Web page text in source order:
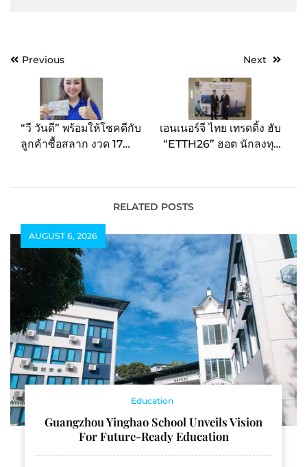
PostPrevious
“วี วันดี” พร้อมให้โชคดีกับ
ลูกค้าซื้อสลาก งวด 17
Next
เอนเนอร์จี ไทย เทรดดิ้ง ฮับ
“ETTH26” ฮอต นักลงทุน
ลบ.สะท้อนความเชื่อมั่น
ธุรกิจ ตอกย้ำผู้นำโซลูชั่น
พร้อมเข้าเทรด LiVEx 30
RELATED POSTS
AUGUST 6, 2026
Education
Guangzhou Yinghao School Unveils Vision
For Future-Ready Education